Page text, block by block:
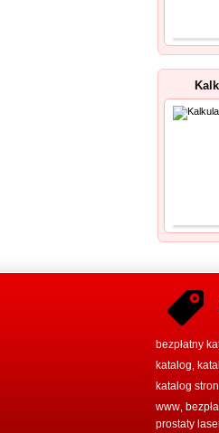
bezpłatny
katalog
katalog stron
www
prostaty